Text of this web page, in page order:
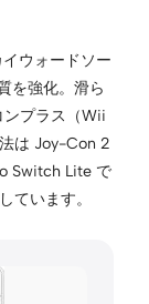
ウォードソー
を強化。滑ら
プラス（Wii
は Joy-Con 2
Switch Lite で
ています。